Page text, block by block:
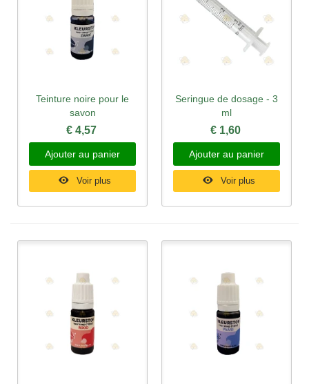
Teinture noire pour le
savon
€ 4,57
Ajouter au panier
Voir plus
Seringue de dosage - 3
ml
€ 1,60
Ajouter au panier
Voir plus